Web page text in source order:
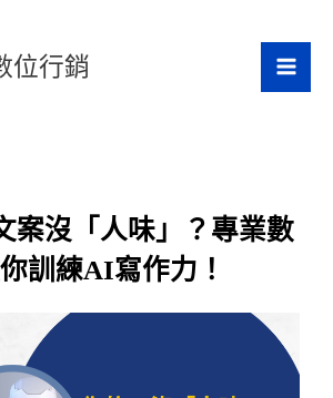
位行銷
案沒「人味」？專業數
訓練AI寫作力！